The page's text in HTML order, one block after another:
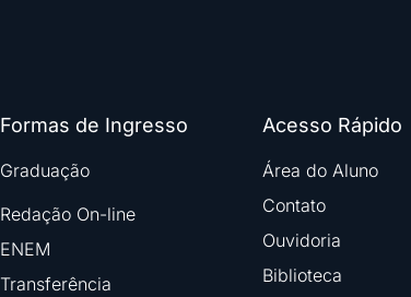
Formas de Ingresso
Graduação
Redação On-line
ENEM
Transferência
Acesso Rápido
Área do Aluno
Contato
Ouvidoria
Biblioteca